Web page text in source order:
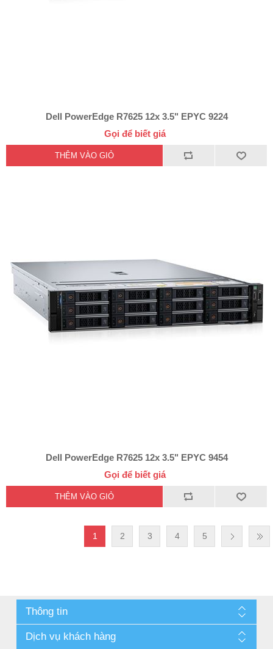
Dell PowerEdge R7625 12x 3.5" EPYC 9224
Gọi để biết giá
Dell PowerEdge R7625 12x 3.5" EPYC 9454
Gọi để biết giá
1 2 3 4 5
Thông tin
Dịch vụ khách hàng